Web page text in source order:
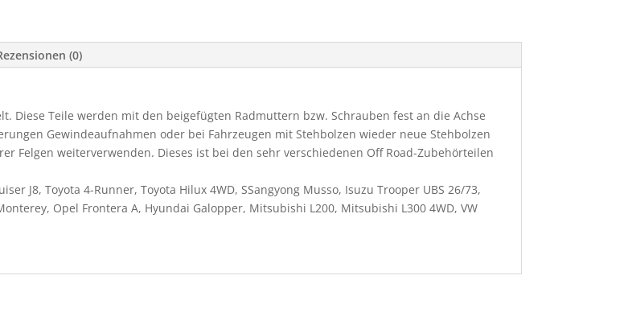
Menge
(0)
Diese Teile werden mit den beigefügten Radmuttern bzw. Schrauben fest an die Achse
Gewindeaufnahmen oder bei Fahrzeugen mit Stehbolzen wieder neue Stehbolzen
Felgen weiterverwenden. Dieses ist bei den sehr verschiedenen Off Road-Zubehörteilen
J8, Toyota 4-Runner, Toyota Hilux 4WD, SSangyong Musso, Isuzu Trooper UBS 26/73,
Opel Frontera A, Hyundai Galopper, Mitsubishi L200, Mitsubishi L300 4WD, VW